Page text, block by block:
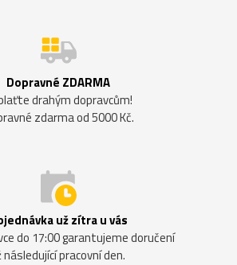
Dopravné ZDARMA
drahým dopravcům!
zdarma od 5000 Kč.
už zítra u vás
do 17:00 garantujeme doručení
následující pracovní den.